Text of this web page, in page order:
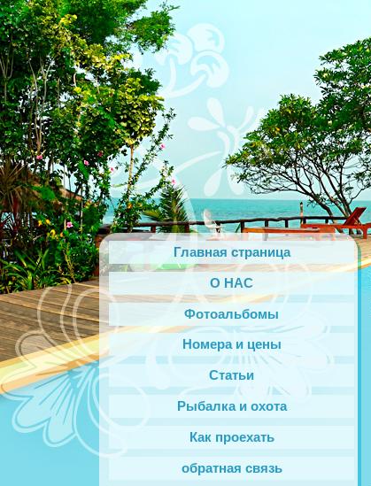
Главная страница
О НАС
Фотоальбомы
Номера и цены
Статьи
Рыбалка и охота
Как проехать
обратная связь